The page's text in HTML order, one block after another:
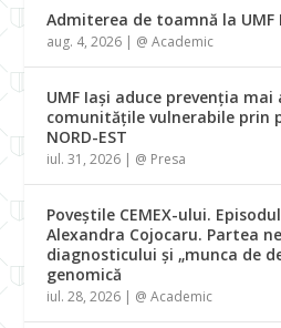
Admiterea de toamnă la UMF
aug. 4, 2026 | @ Academic
UMF Iași aduce prevenția mai
comunitățile vulnerabile prin
NORD-EST
iul. 31, 2026 | @ Presa
Poveștile CEMEX-ului.
Alexandra Cojocaru. Partea
diagnosticului și „munca de
genomică
iul. 28, 2026 | @ Academic